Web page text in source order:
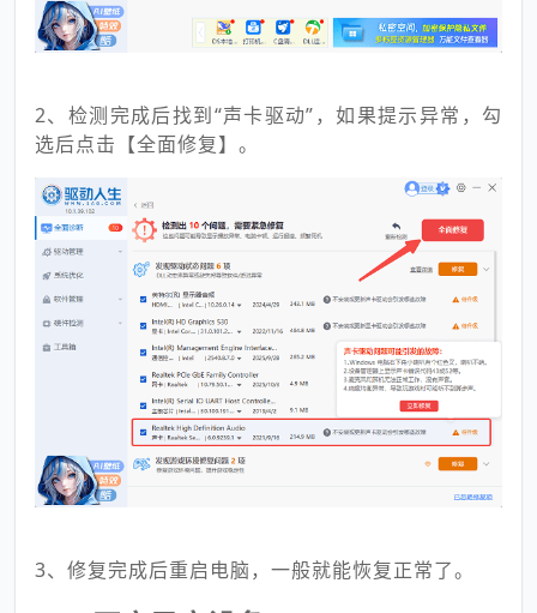
2、检测完成后找到“声卡驱动”，如果提示异常，勾
选后点击【全面修复】。
3、修复完成后重启电脑，一般就能恢复正常了。